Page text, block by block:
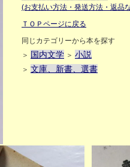
(お支払い方法・発送方法・返品
ＴＯＰページに戻る
同じカテゴリーから本を探す
＞ 国内文学 ＞ 小説
＞ 文庫、新書、選書